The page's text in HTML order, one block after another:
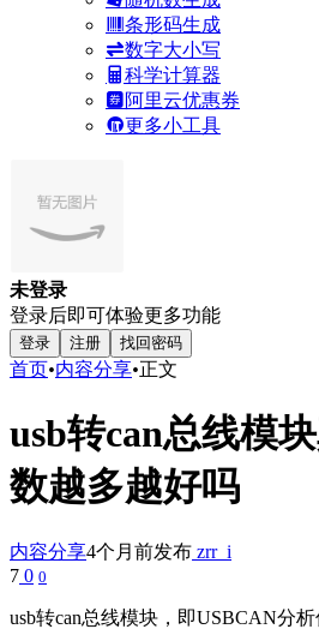
条形码生成
数字大小写
科学计算器
阿里云优惠券
更多小工具
未登录
登录后即可体验更多功能
登录 注册 找回密码
首页•内容分享•正文
usb转can总线模
数越多越好吗
内容分享4个月前发布 zrr_i
7 0 0
usb转can总线模块，即USBCAN分